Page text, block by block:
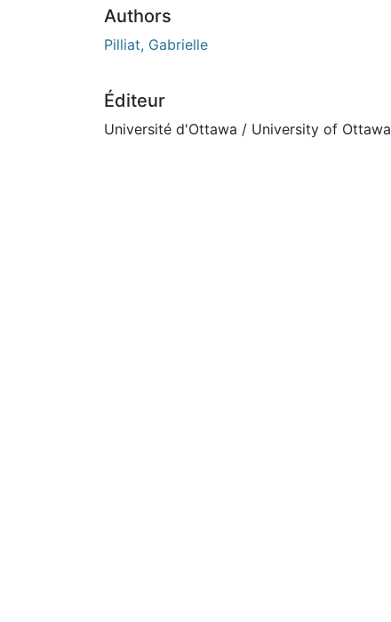
Authors
Pilliat, Gabrielle
Éditeur
Université d'Ottawa / University of Ottawa